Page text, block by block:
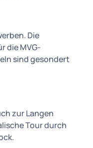
Die
die MVG-
sind gesondert
zur Langen
Tour durch